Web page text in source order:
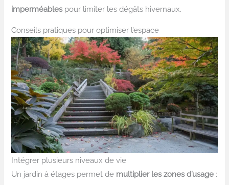
imperméablespour limiter les dégâts hivernaux.
Conseils pratiques pour optimiser l’espace
Intégrer plusieurs niveaux de vie
Un jardin à étages permet de multiplier les zones d’usage :